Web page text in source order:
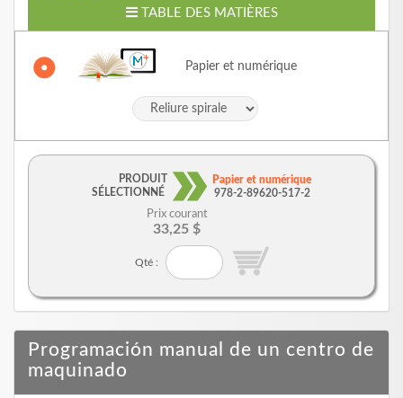
TABLE DES MATIÈRES
Papier et numérique
PRODUIT
SÉLECTIONNÉ
Papier et numérique
978-2-89620-517-2
Prix courant
33,25 $
Qté :
Programación manual de un centro de
maquinado